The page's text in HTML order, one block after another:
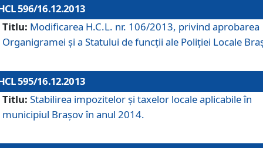
596/16.12.2013
Titlu: Modificarea H.C.L. nr. 106/2013, privind aprobarea
Organigramei şi a Statului de funcţii ale Poliţiei Locale
595/16.12.2013
Titlu: Stabilirea impozitelor şi taxelor locale aplicabile în
municipiul Braşov în anul 2014.